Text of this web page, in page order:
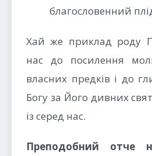
благословенний
Хай же приклад роду
нас до посилення
власних предків і до
Богу за Його дивних
із серед нас.
Преподобний отче